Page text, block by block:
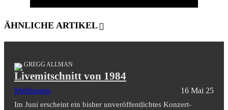
ÄHNLICHE ARTIKEL
GREGG ALLMAN
Livemitschnitt von 1984
Meldungen 16 Mai 25
Im Juni erscheint ein bisher unveröffentlichtes Konzert-